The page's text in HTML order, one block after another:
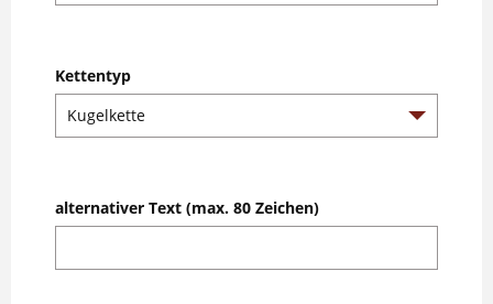
Kettentyp
alternativer Text (max. 80 Zeichen)